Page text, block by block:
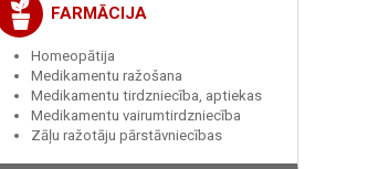
FARMĀCIJA
Homeopātija
Medikamentu ražošana
Medikamentu tirdzniecība, aptiekas
Medikamentu vairumtirdzniecība
Zāļu ražotāju pārstāvniecības